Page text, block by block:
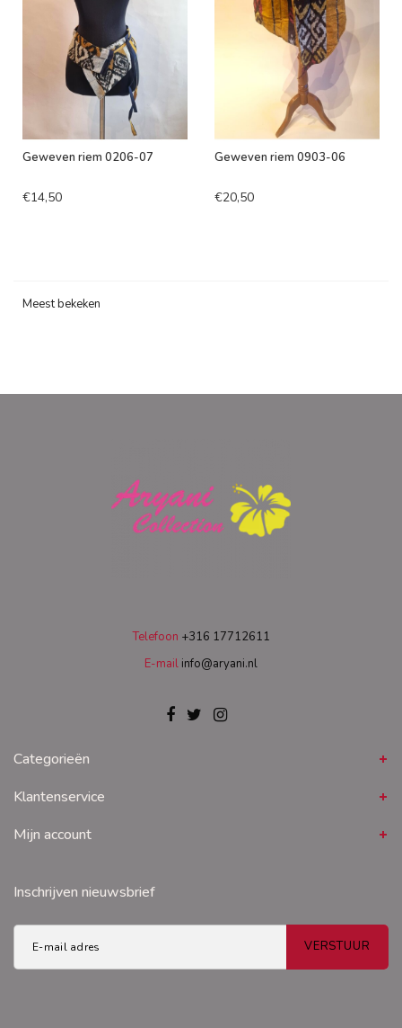
Geweven riem 0206-07
€14,50
Geweven riem 0903-06
€20,50
Meest bekeken
Telefoon +316 17712611
E-mail info@aryani.nl
Categorieën
Klantenservice
Mijn account
Inschrijven nieuwsbrief
VERSTUUR